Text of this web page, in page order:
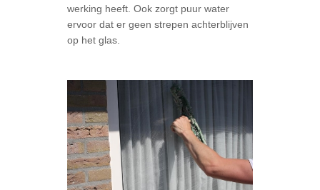
werking heeft. Ook zorgt puur water
ervoor dat er geen strepen achterblijven
op het glas.